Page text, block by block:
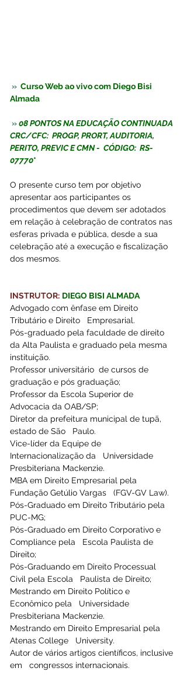
» Curso Web ao vivo com Diego Bisi
Almada
»08 PONTOS NA EDUCAÇÃO CONTINUADA
CRC/CFC:  PROGP, PRORT, AUDITORIA,
PERITO, PREVIC E CMN -  CÓDIGO: RS-
07770*
O presente curso tem por objetivo
apresentar aos participantes os
procedimentos que devem ser adotados
em relação à celebração de contratos nas
esferas privada e pública, desde a sua
celebração até a execução e fiscalização
dos mesmos.
INSTRUTOR: DIEGO BISI ALMADA
Advogado com ênfase em Direito
Tributário e Direito   Empresarial.
Pós-graduado pela faculdade de direito
da Alta Paulista e graduado pela mesma
instituição.
Professor universitário  de cursos de
graduação e pós graduação;
Professor da Escola Superior de
Advocacia da OAB/SP;
Diretor da prefeitura municipal de tupã,
estado de São   Paulo.
Vice-líder da Equipe de
Internacionalização da   Universidade
Presbiteriana Mackenzie.
MBA em Direito Empresarial pela
Fundação Getúlio Vargas   (FGV-GV Law).
Pós-Graduado em Direito Tributário pela
PUC-MG;
Pós-Graduado em Direito Corporativo e
Compliance pela   Escola Paulista de
Direito;
Pós-Graduando em Direito Processual
Civil pela Escola   Paulista de Direito;
Mestrando em Direito Político e
Econômico pela   Universidade
Presbiteriana Mackenzie.
Mestrando em Direito Empresarial pela
Atenas College   University.
Autor de vários artigos científicos, inclusive
em   congressos internacionais.